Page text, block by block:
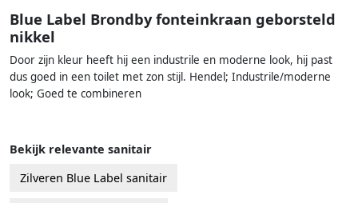
Blue Label Brondby fonteinkraan geborsteld
nikkel
Door zijn kleur heeft hij een industrile en moderne look, hij past
dus goed in een toilet met zon stijl. Hendel; Industrile/moderne
look; Goed te combineren
Bekijk relevante sanitair
Zilveren Blue Label sanitair